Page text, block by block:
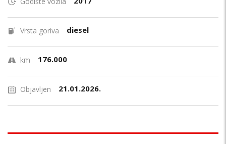
Vrsta goriva diesel
km 176.000
Objavljen 21.01.2026.